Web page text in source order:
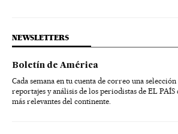
NEWSLETTERS
Boletín de América
Cada semana en tu cuenta de correo una selección
reportajes y análisis de los periodistas de EL
más relevantes del continente.